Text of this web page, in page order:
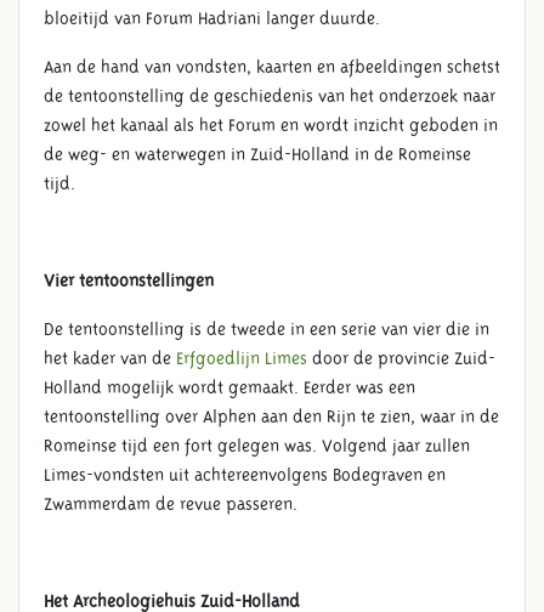
bloeitijd van Forum Hadriani langer duurde.
Aan de hand van vondsten, kaarten en afbeeldingen schetst
de tentoonstelling de geschiedenis van het onderzoek naar
zowel het kanaal als het Forum en wordt inzicht geboden in
de weg- en waterwegen in Zuid-Holland in de Romeinse
tijd.
Vier tentoonstellingen
De tentoonstelling is de tweede in een serie van vier die in
het kader van de Erfgoedlijn Limes door de provincie Zuid-
Holland mogelijk wordt gemaakt. Eerder was een
tentoonstelling over Alphen aan den Rijn te zien, waar in de
Romeinse tijd een fort gelegen was. Volgend jaar zullen
Limes-vondsten uit achtereenvolgens Bodegraven en
Zwammerdam de revue passeren.
Het Archeologiehuis Zuid-Holland